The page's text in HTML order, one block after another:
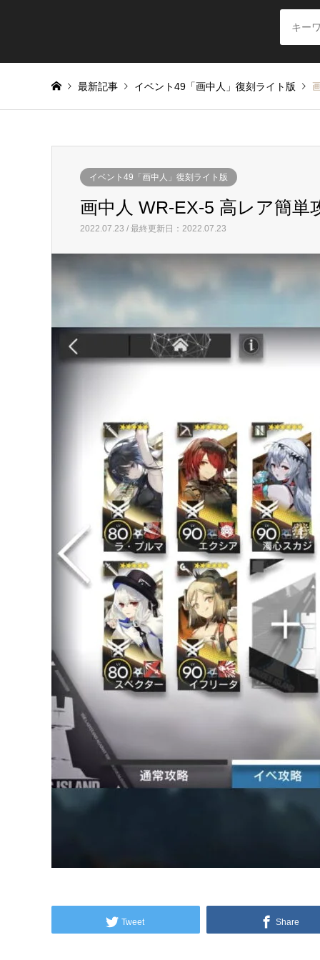
最新記事 イベント49「画中人」復刻ライト版
イベント49「画中人」復刻ライト版
画中人 WR-EX-5 高レア簡単
2022.07.23 / 最終更新日：2022.07.23
Tweet Share